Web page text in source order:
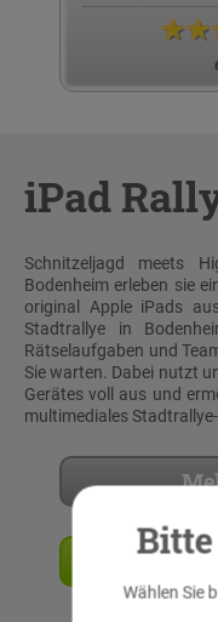
iPad
Schnitzeljagd meets
Bodenheim erleben sie
original Apple iPads
Stadtrallye in
Rätselaufgaben und
Sie warten. Dabei nutzt
Gerätes voll aus und
multimediales
Wählen Sie